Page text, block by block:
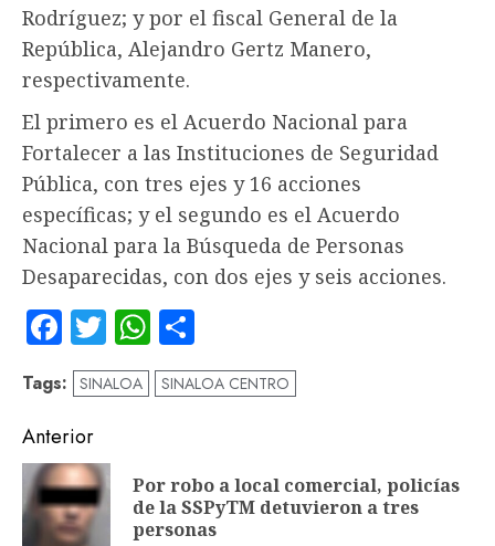
Rodríguez; y por el fiscal General de la
República, Alejandro Gertz Manero,
respectivamente.
El primero es el Acuerdo Nacional para
Fortalecer a las Instituciones de Seguridad
Pública, con tres ejes y 16 acciones
específicas; y el segundo es el Acuerdo
Nacional para la Búsqueda de Personas
Desaparecidas, con dos ejes y seis acciones.
Facebook
TwitterWhatsApp
Tags: SINALOA SINALOA CENTRO
Navegación
de
entradas
Anterior
Por robo a local comercial, policías
de la SSPyTM detuvieron a tres
personas